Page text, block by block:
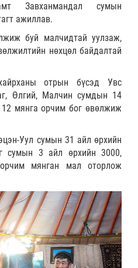
Завханмандал сумын
ажиллав.
буй малчидтай уулзаж,
нөхцөл байдалтай
отрын бүсэд Увс
Өлгий, Малчин сумдын 14
мянга орчим бог өвөлжиж
Уул сумын 31 айл өрхийн
сумын 3 айл өрхийн 3000,
мянган мал оторлож